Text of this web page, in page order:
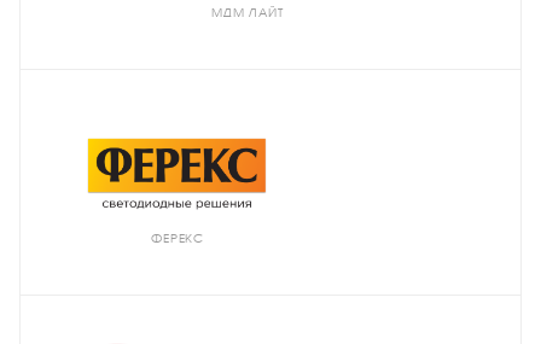
МДМ ЛАЙТ
ФЕРЕКС